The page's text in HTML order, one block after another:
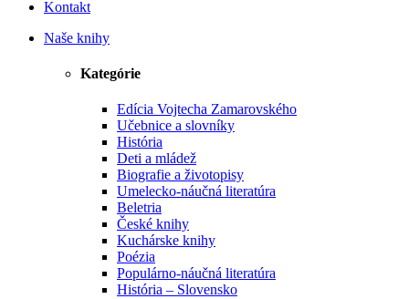
Kontakt
Naše knihy
Kategórie
Edícia Vojtecha Zamarovského
Učebnice a slovníky
História
Deti a mládež
Biografie a životopisy
Umelecko-náučná literatúra
Beletria
České knihy
Kuchárske knihy
Poézia
Populárno-náučná literatúra
História – Slovensko